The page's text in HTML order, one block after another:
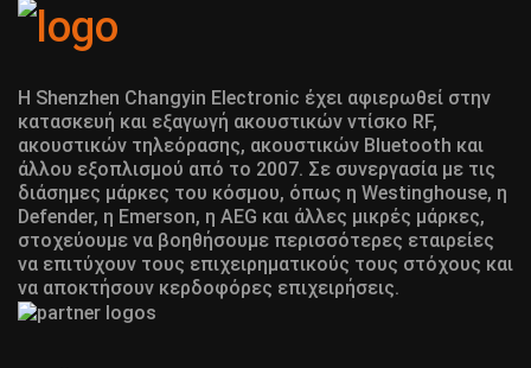
Η Shenzhen Changyin Electronic έχει αφιερωθεί στην
κατασκευή και εξαγωγή ακουστικών ντίσκο RF,
ακουστικών τηλεόρασης, ακουστικών Bluetooth και
άλλου εξοπλισμού από το 2007. Σε συνεργασία με τις
διάσημες μάρκες του κόσμου, όπως η Westinghouse, η
Defender, η Emerson, η AEG και άλλες μικρές μάρκες,
στοχεύουμε να βοηθήσουμε περισσότερες εταιρείες
να επιτύχουν τους επιχειρηματικούς τους στόχους και
να αποκτήσουν κερδοφόρες επιχειρήσεις.